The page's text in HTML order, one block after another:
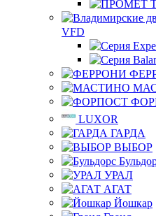
VFD
LUXOR
ГАРДА
ВЫБОР
УРАЛ
АГАТ
Йошкар